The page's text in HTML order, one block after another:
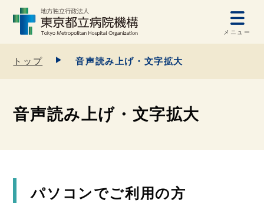
メニュー
トップ 音声読み上げ・文字拡大
音声読み上げ・文字拡大
パソコンでご利用の方